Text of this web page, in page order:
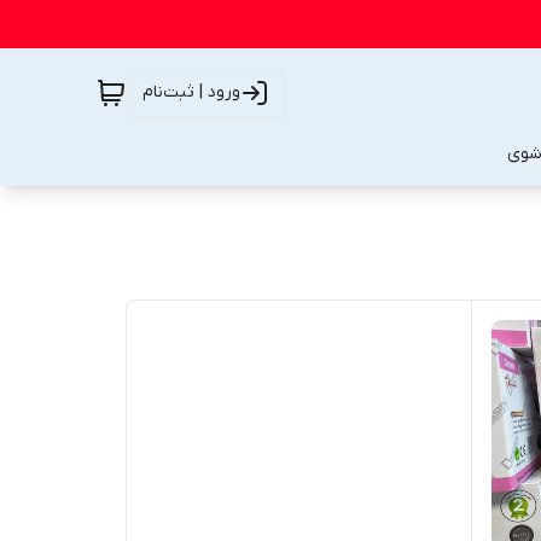
ورود | ثبت‌نام